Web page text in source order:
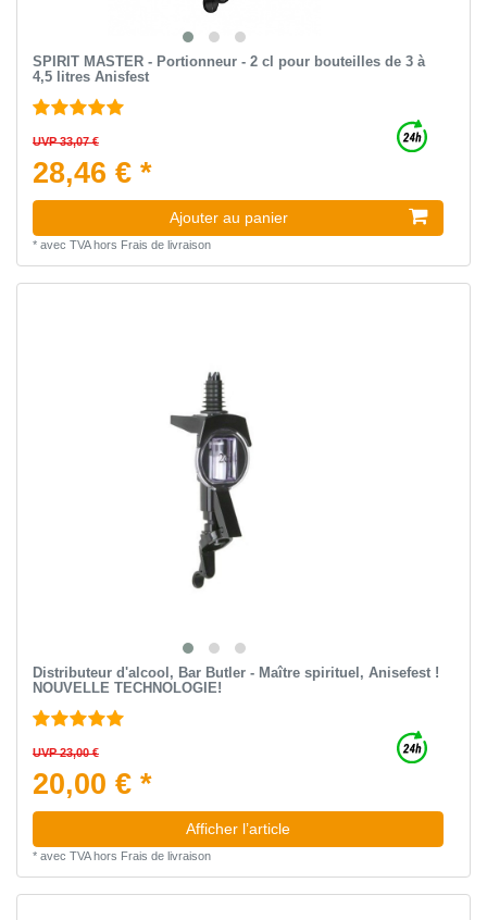
SPIRIT MASTER - Portionneur - 2 cl pour bouteilles de 3 à
4,5 litres Anisfest
UVP 33,07 €
28,46 € *
Ajouter au panier
* avec TVAhors Frais de livraison
Distributeur d'alcool, Bar Butler - Maître spirituel, Anisefest !
NOUVELLE TECHNOLOGIE!
UVP 23,00 €
20,00 € *
Afficher l’article
* avec TVAhors Frais de livraison